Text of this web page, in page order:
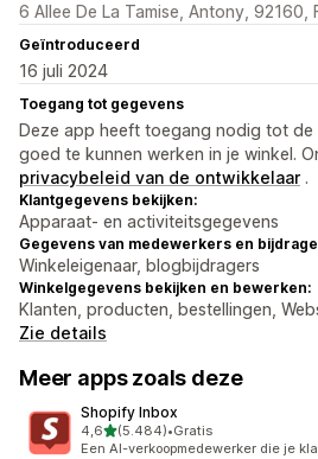
6 Allee De La Tamise, Antony, 92160,
Geïntroduceerd
16 juli 2024
Toegang tot gegevens
Deze app heeft toegang nodig tot
goed te kunnen werken in je winkel.
privacybeleid van de ontwikkelaar .
Klantgegevens bekijken:
Apparaat- en activiteitsgegevens
Gegevens van medewerkers en
Winkeleigenaar, blogbijdragers
Winkelgegevens bekijken en bewerken:
Klanten, producten, bestellingen,
Zie details
Meer apps zoals deze
Shopify Inbox
4,6van 5 sterren
(5.484)
5484 recensies in totaal
•Gratis
Een AI-verkoopmedewerker die je